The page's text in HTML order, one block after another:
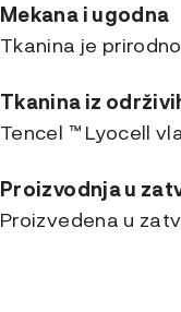
Mekana i ugodna
Tkanina je
Tkanina iz
Tencel ™ Lyocell
Proizvodnja u
Proizvedena u